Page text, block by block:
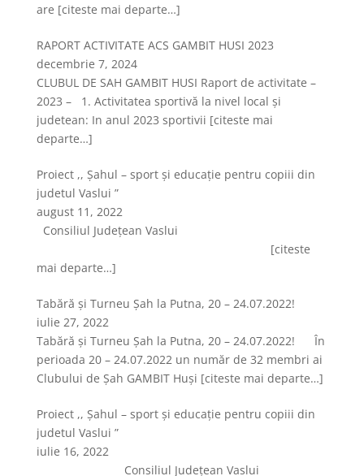
are [citeste mai departe…]
RAPORT ACTIVITATE ACS GAMBIT HUSI 2023
decembrie 7, 2024
CLUBUL DE SAH GAMBIT HUSI Raport de activitate –
2023 – 1. Activitatea sportivă la nivel local şi
judetean: In anul 2023 sportivii [citeste mai
departe…]
Proiect ,, Șahul – sport și educație pentru copiii din
judetul Vaslui ”
august 11, 2022
Consiliul Județean Vaslui
[citeste
mai departe…]
Tabără și Turneu Șah la Putna, 20 – 24.07.2022!
iulie 27, 2022
Tabără și Turneu Șah la Putna, 20 – 24.07.2022! În
perioada 20 – 24.07.2022 un număr de 32 membri ai
Clubului de Șah GAMBIT Huși [citeste mai departe…]
Proiect ,, Șahul – sport și educație pentru copiii din
judetul Vaslui ”
iulie 16, 2022
Consiliul Județean Vaslui